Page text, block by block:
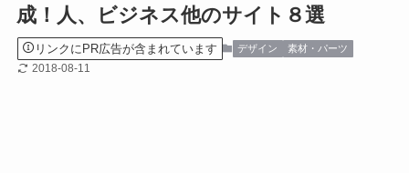
成！人、ビジネス他のサイト８選
リンクにPR広告が含まれています デザイン 素材・パーツ
2018-08-11